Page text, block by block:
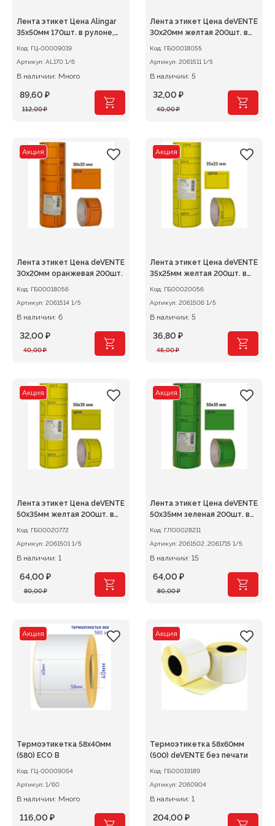
Лента этикет Цена Alingar
35х50мм 170шт. в рулоне,
ассорти НЕОН
Код: ГЦ-00009019
Артикул:
AL170 1/6
В наличии: Много
112,00₽
Первоначальная
112,00 ₽.
89,60 ₽
Текущая
Лента этикет Цена deVENTE
30х20мм желтая 200шт. в
Код: ГБ00018055
Артикул:
2061511 1/5
В наличии: 5
40,00₽
Первоначальная
40,00 ₽.
32,00 ₽
Текущая
Акция
Лента этикет Цена deVENTE
30х20мм оранжевая 200шт.
Код: ГБ00018056
Артикул:
2061514 1/5
В наличии: 6
40,00₽
Первоначальная
40,00 ₽.
32,00 ₽
Текущая
Акция
Лента этикет Цена deVENTE
35х25мм желтая 200шт. в
Код: ГБ00020056
Артикул:
2061506 1/5
В наличии: 5
46,00₽
Первоначальная
46,00 ₽.
36,80 ₽
Текущая
Акция
Лента этикет Цена deVENTE
50х35мм желтая 200шт. в
Код: ГБ00020772
Артикул:
2061501 1/5
В наличии: 1
80,00₽
Первоначальная
80,00 ₽.
64,00 ₽
Текущая
Акция
Лента этикет Цена deVENTE
50х35мм зеленая 200шт. в
Код: ГЛ00028211
Артикул:
2061502 ,2061715 1/5
В наличии: 15
80,00₽
Первоначальная
80,00 ₽.
64,00 ₽
Текущая
Акция
Термоэтикетка 58х40мм
(580) ECO В
Код: ГЦ-00009054
Артикул: 1/60
В наличии: Много
116,00 ₽
Акция
Термоэтикетка 58х60мм
(500) deVENTE без печати
Код: ГБ00019189
Артикул: 2060904
В наличии: 1
204,00 ₽